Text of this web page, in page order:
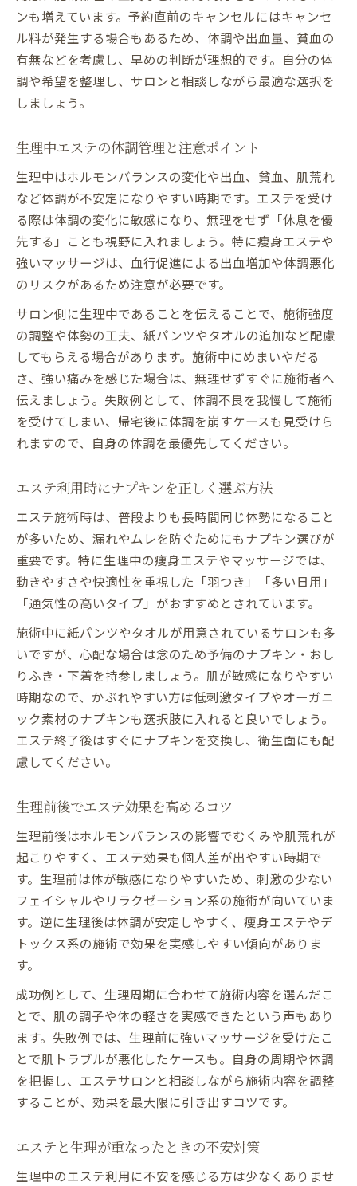
エステ中の経血対策とナプキンの選び方
生理時にエステを受ける際のマナー整理
エステの紙パンツ利用で安心施術を実現
生理中の不安を減らすエステ整理ポイント
エステ施術時の生理対策と快適さを守る方
痩身エステと生理前後の賢い選び方
痩身エステは生理中に受けて大丈夫？
生理前後のおすすめ痩身エステ整理術
痩身エステ施術タイミングと体調管理
痩身エステと生理周期の関係を整理する
生理後に痩身エステ効果を高めるコツ
エステの快適さを保つナプキン活用法
エステ中はどんなナプキンが最適？
生理時エステの紙パンツ活用ポイント
エステ施術時ナプキン選びの整理術
ナプキンとエステ快適施術の関係性
生理中のエステで安心できる対策方法
ンも増えています。予約直前のキャンセルにはキャンセ
ル料が発生する場合もあるため、体調や出血量、貧血の
有無などを考慮し、早めの判断が理想的です。自分の体
調や希望を整理し、サロンと相談しながら最適な選択を
しましょう。
生理中エステの体調管理と注意ポイント
生理中はホルモンバランスの変化や出血、貧血、肌荒れ
など体調が不安定になりやすい時期です。エステを受け
る際は体調の変化に敏感になり、無理をせず「休息を優
先する」ことも視野に入れましょう。特に痩身エステや
強いマッサージは、血行促進による出血増加や体調悪化
のリスクがあるため注意が必要です。
サロン側に生理中であることを伝えることで、施術強度
の調整や体勢の工夫、紙パンツやタオルの追加など配慮
してもらえる場合があります。施術中にめまいやだる
さ、強い痛みを感じた場合は、無理せずすぐに施術者へ
伝えましょう。失敗例として、体調不良を我慢して施術
を受けてしまい、帰宅後に体調を崩すケースも見受けら
れますので、自身の体調を最優先してください。
エステ利用時にナプキンを正しく選ぶ方法
エステ施術時は、普段よりも長時間同じ体勢になること
が多いため、漏れやムレを防ぐためにもナプキン選びが
重要です。特に生理中の痩身エステやマッサージでは、
動きやすさや快適性を重視した「羽つき」「多い日用」
「通気性の高いタイプ」がおすすめとされています。
施術中に紙パンツやタオルが用意されているサロンも多
いですが、心配な場合は念のため予備のナプキン・おし
りふき・下着を持参しましょう。肌が敏感になりやすい
時期なので、かぶれやすい方は低刺激タイプやオーガニ
ック素材のナプキンも選択肢に入れると良いでしょう。
エステ終了後はすぐにナプキンを交換し、衛生面にも配
慮してください。
生理前後でエステ効果を高めるコツ
生理前後はホルモンバランスの影響でむくみや肌荒れが
起こりやすく、エステ効果も個人差が出やすい時期で
す。生理前は体が敏感になりやすいため、刺激の少ない
フェイシャルやリラクゼーション系の施術が向いていま
す。逆に生理後は体調が安定しやすく、痩身エステやデ
トックス系の施術で効果を実感しやすい傾向がありま
す。
成功例として、生理周期に合わせて施術内容を選んだこ
とで、肌の調子や体の軽さを実感できたという声もあり
ます。失敗例では、生理前に強いマッサージを受けたこ
とで肌トラブルが悪化したケースも。自身の周期や体調
を把握し、エステサロンと相談しながら施術内容を調整
することが、効果を最大限に引き出すコツです。
エステと生理が重なったときの不安対策
生理中のエステ利用に不安を感じる方は少なくありませ